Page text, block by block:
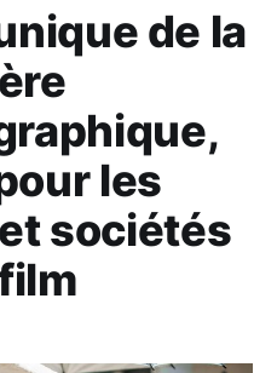
de la
les
sociétés